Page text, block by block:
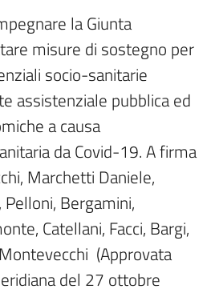
la Giunta
misure di sostegno per
socio-sanitarie
assistenziale pubblica ed
a causa
da Covid-19. A firma
Marchetti Daniele,
Bergamini,
Catellani, Facci, Bargi,
(Approvata
del 27 ottobre